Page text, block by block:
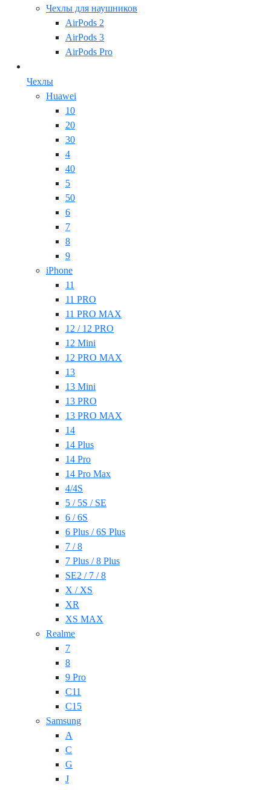
Чехлы для наушников
AirPods 2
AirPods 3
AirPods Pro
Чехлы
Huawei
10
20
30
4
40
5
50
6
7
8
9
iPhone
11
11 PRO
11 PRO MAX
12 / 12 PRO
12 Mini
12 PRO MAX
13
13 Mini
13 PRO
13 PRO MAX
14
14 Plus
14 Pro
14 Pro Max
4/4S
5 / 5S / SE
6 / 6S
6 Plus / 6S Plus
7 / 8
7 Plus / 8 Plus
SE2 / 7 / 8
X / XS
XR
XS MAX
Realme
7
8
9 Pro
C11
C15
Samsung
A
C
G
J